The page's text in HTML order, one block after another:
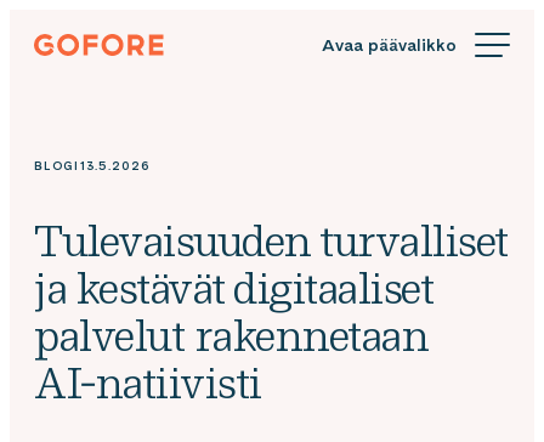
Siirry
suoraan
Gofore
knowledge
BLOGI 13.5.2026
Tulevaisuuden turvalliset
ja kestävät digitaaliset
palvelut rakennetaan
AI‑natiivisti